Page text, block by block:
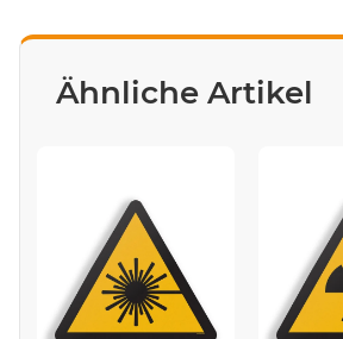
Ähnliche Artikel